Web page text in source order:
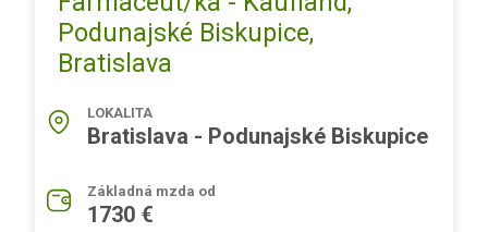
Podunajské Biskupice,
Bratislava
LOKALITA
Bratislava - Podunajské Biskupice
Základná mzda od
1730 €